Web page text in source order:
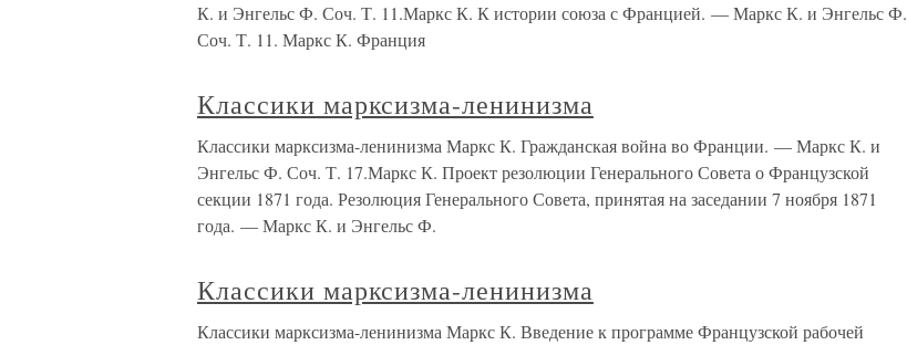
К. и Энгельс Ф. Соч. Т. 11.Маркс К. К истории союза с Францией. — Маркс К. и Энгельс Ф.
Соч. Т. 11. Маркс К. Франция
Классики марксизма-ленинизма
Классики марксизма-ленинизма Маркс К. Гражданская война во Франции. — Маркс К. и
Энгельс Ф. Соч. Т. 17.Маркс К. Проект резолюции Генерального Совета о Французской
секции 1871 года. Резолюция Генерального Совета, принятая на заседании 7 ноября 1871
года. — Маркс К. и Энгельс Ф.
Классики марксизма-ленинизма
Классики марксизма-ленинизма Маркс К. Введение к программе Французской рабочей